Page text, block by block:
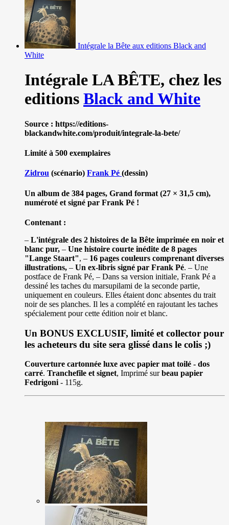
Intégrale la Bête aux editions Black and
White
Intégrale LA BÊTE, chez les
editions Black and White
Source : https://editions-
blackandwhite.com/produit/integrale-la-bete/
Limité à 500 exemplaires
Zidrou (scénario) Frank Pé (dessin)
Un album de 384 pages, Grand format (27 × 31,5 cm),
numéroté et signé par Frank Pé !
Contenant :
– L'intégrale des 2 histoires de la Bête imprimée en noir et
blanc pur, – Une histoire courte inédite de 8 pages
"Lange Staart", – 16 pages couleurs comprenant diverses
illustrations, – Un ex-libris signé par Frank Pé. – Une
postface de Frank Pé, – Dans sa version initiale, Frank Pé a
dessiné les taches du marsupilami de la seconde partie,
uniquement en couleurs. Elles étaient donc absentes du trait
noir de ses planches. Il les a complété en rajoutant les taches
spécialement pour cette édition noir et blanc.
Un BONUS EXCLUSIF, limité et collector pour
les acheteurs du site sera glissé dans le colis ;)
Couverture cartonnée luxe avec papier mat toilé - dos
carré. Tranchefile et signet, Imprimé surbeau papier
Fedrigoni - 115g.